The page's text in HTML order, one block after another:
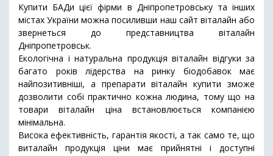
Купити БАДи цієї фірми в Дніпропетровську та інших
містах України можна посиливши наш сайт віталайн або
звернеться до представництва віталайн
Дніпропетровськ.
Екологічна і натуральна продукція віталайн відгуки за
багато років лідерства на ринку біодобавок має
найпозитивніші, а препарати віталайн купити зможе
дозволити собі практично кожна людина, тому що на
товари віталайн ціна встановлюється компанією
мінімальна.
Висока ефективність, гарантія якості, а так само те, що
виталайн продукція ціни має прийнятні і доступні